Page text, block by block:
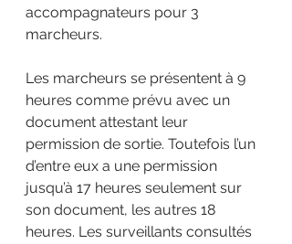
accompagnateurs pour 3
marcheurs.
Les marcheurs se présentent à 9
heures comme prévu avec un
document attestant leur
permission de sortie. Toutefois l’un
d’entre eux a une permission
jusqu’à 17 heures seulement sur
son document, les autres 18
heures. Les surveillants consultés